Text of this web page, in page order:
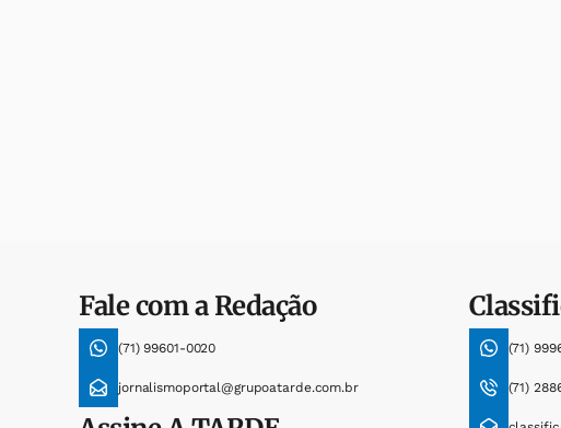
Fale com a Redação
(71) 99601-0020
jornalismoportal@grupoatarde.com.br
(71)
(71)